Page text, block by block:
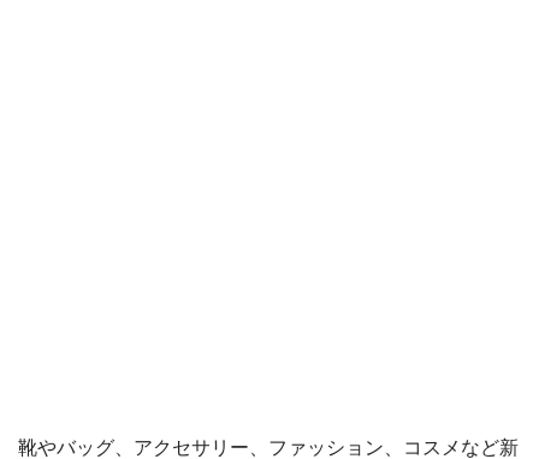
靴やバッグ、アクセサリー、ファッション、コスメなど新